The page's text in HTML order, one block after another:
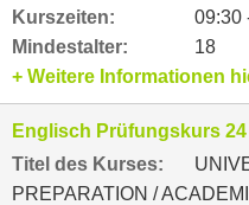
Kurszeiten:
09:30
Mindestalter:
18
+ Weitere Informationen
Englisch Prüfungskurs
Titel des Kurses:
PREPARATION /